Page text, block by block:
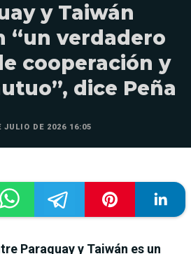
y Taiwán
“un verdadero
cooperación y
dice Peña
JULIO DE 2026 16:05
Paraguay y Taiwán es un